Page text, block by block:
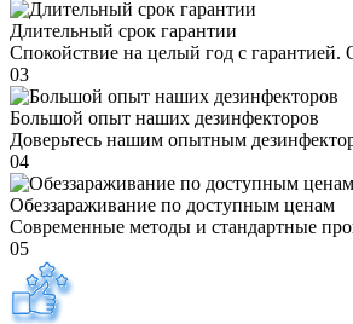
Длительный срок гарантии
Спокойствие на целый год с гарантией.
03
Большой опыт наших дезинфекторов
Доверьтесь нашим опытным
04
Обеззараживание по доступным ценам
Современные методы и стандартные
05